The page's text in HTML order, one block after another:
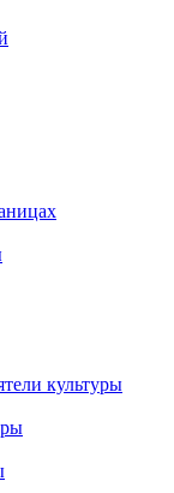
культуры